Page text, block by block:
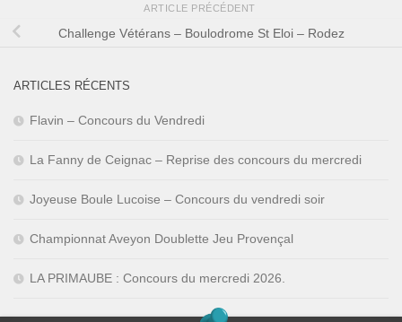
ARTICLE PRÉCÉDENT
Challenge Vétérans – Boulodrome St Eloi – Rodez
ARTICLES RÉCENTS
Flavin – Concours du Vendredi
La Fanny de Ceignac – Reprise des concours du mercredi
Joyeuse Boule Lucoise – Concours du vendredi soir
Championnat Aveyon Doublette Jeu Provençal
LA PRIMAUBE : Concours du mercredi 2026.